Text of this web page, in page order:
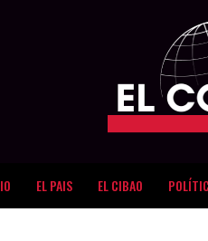
EL PAIS EL CIBAO